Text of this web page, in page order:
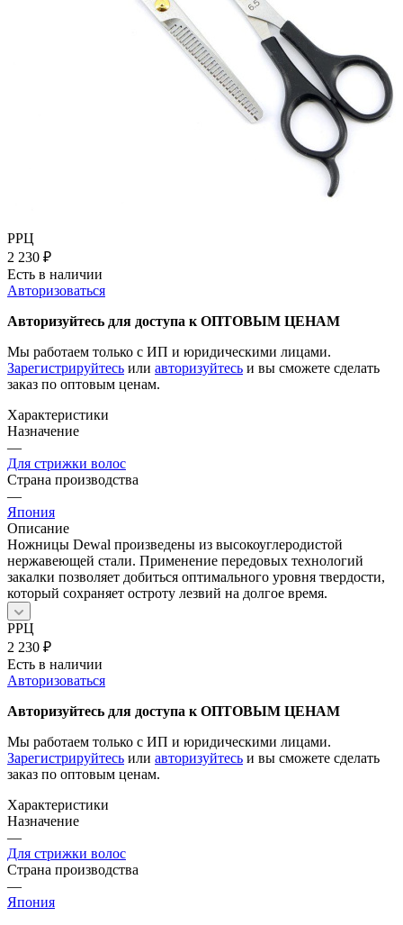
РРЦ
2 230 ₽
Есть в наличии
Авторизоваться
Авторизуйтесь для доступа к ОПТОВЫМ ЦЕНАМ
Мы работаем только с ИП и юридическими лицами.
Зарегистрируйтесь или авторизуйтесь и вы сможете сделать
заказ по оптовым ценам.
Характеристики
Назначение
—
Для стрижки волос
Страна производства
—
Япония
Описание
Ножницы Dewal произведены из высокоуглеродистой
нержавеющей стали. Применение передовых технологий
закалки позволяет добиться оптимального уровня твердости,
который сохраняет остроту лезвий на долгое время.
РРЦ
2 230 ₽
Есть в наличии
Авторизоваться
Авторизуйтесь для доступа к ОПТОВЫМ ЦЕНАМ
Мы работаем только с ИП и юридическими лицами.
Зарегистрируйтесь или авторизуйтесь и вы сможете сделать
заказ по оптовым ценам.
Характеристики
Назначение
—
Для стрижки волос
Страна производства
—
Япония